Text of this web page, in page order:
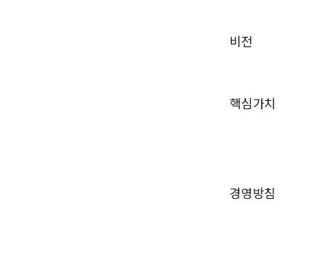
비전
핵심가치
경영방침